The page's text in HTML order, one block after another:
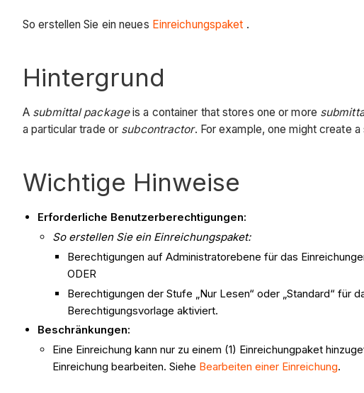
So erstellen Sie ein neues Einreichungspaket .
Hintergrund
A submittal packageis a container that stores one or more
a particular trade or subcontractor. For example, one might create
Wichtige Hinweise
Erforderliche Benutzerberechtigungen:
So erstellen Sie ein Einreichungspaket:
Berechtigungen auf Administratorebene für das
ODER
Berechtigungen der Stufe „Nur Lesen“ oder „Standard“ für
Berechtigungsvorlage aktiviert.
Beschränkungen:
Eine Einreichung kann nur zu einem (1) Einreichungpaket
Einreichung bearbeiten. Siehe Bearbeiten einer Einreichung.